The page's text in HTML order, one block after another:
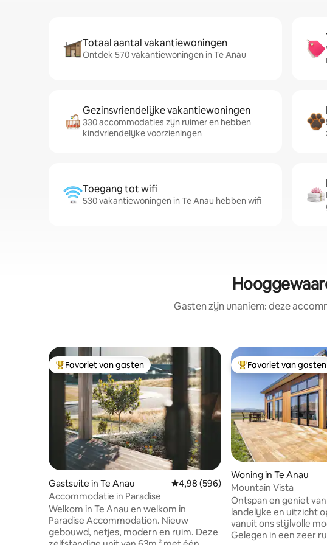
Totaal aantal vakantiewoningen
Ontdek 570 vakantiewoningen in Te Anau
Gezinsvriendelijke vakantiewoningen
330 accommodaties zijn ruimer en hebben
kindvriendelijke voorzieningen
Toegang tot wifi
530 vakantiewoningen in Te Anau hebben wifi
Gasten zijn unaniem: deze
Topfavoriet van gasten
Favoriet van gasten
Gastsuite in Te Anau Gemiddelde beoordeling van 4,98 op
4,98 (596)
Accommodatie in Paradise
Welkom in Te Anau en welkom in
Paradise Accommodation. Nieuw
gebouwd, netjes, modern en ruim. Deze
Topfavoriet van
Favoriet van gasten
Woning in Te Anau
Mountain Vista
Ontspan en geniet
landelijke en uitzicht
vanuit ons stijlvolle
Gelegen in een zeer